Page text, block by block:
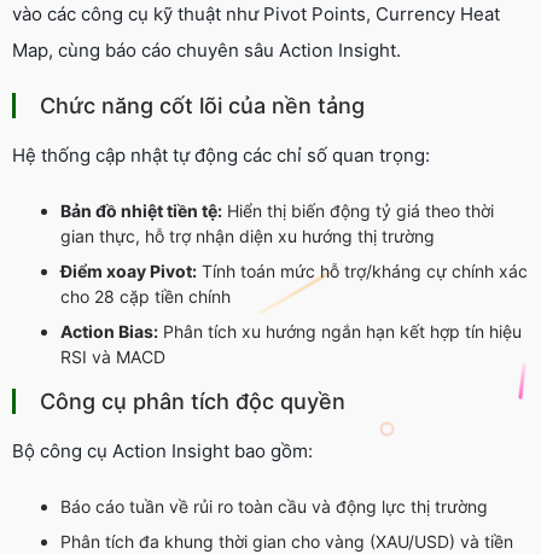
vào các công cụ kỹ thuật như Pivot Points, Currency Heat
Map, cùng báo cáo chuyên sâu Action Insight.
Chức năng cốt lõi của nền tảng
Hệ thống cập nhật tự động các chỉ số quan trọng:
Bản đồ nhiệt tiền tệ: Hiển thị biến động tỷ giá theo thời
gian thực, hỗ trợ nhận diện xu hướng thị trường
Điểm xoay Pivot: Tính toán mức hỗ trợ/kháng cự chính xác
cho 28 cặp tiền chính
Action Bias: Phân tích xu hướng ngắn hạn kết hợp tín hiệu
RSI và MACD
Công cụ phân tích độc quyền
Bộ công cụ Action Insight bao gồm:
Báo cáo tuần về rủi ro toàn cầu và động lực thị trường
Phân tích đa khung thời gian cho vàng (XAU/USD) và tiền